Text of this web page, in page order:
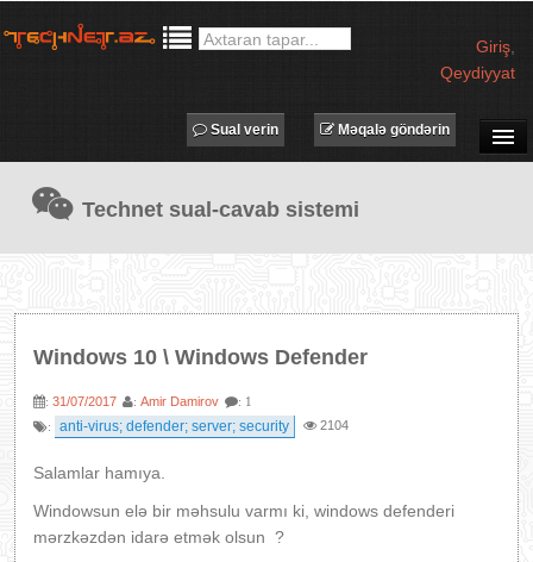
Giriş
Qeydiyyat
TECHNET TV
MƏQALƏLƏR
PROQRAMLAR
Məqalə göndərin
Sual verin
Technet sual-cavab sistemi
Windows 10 \ Windows Defender
: 31/07/2017 : Amir Damirov
: 1
:
anti-virus; defender; server; security 2104
Salamlar hamıya.
Windowsun elə bir məhsulu varmı ki, windows defenderi
mərzkəzdən idarə etmək olsun ?